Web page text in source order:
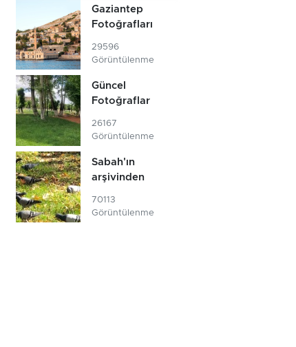
Gaziantep
Fotoğrafları
29596
Görüntülenme
Güncel
Fotoğraflar
26167
Görüntülenme
Sabah'ın
arşivinden
70113
Görüntülenme